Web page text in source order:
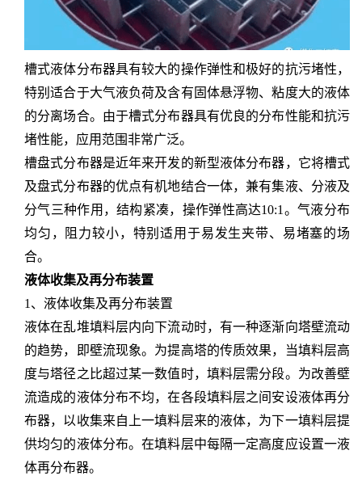
槽式液体分布器具有较大的操作弹性和极好的抗污堵性，
特别适合于大气液负荷及含有固体悬浮物、粘度大的液体
的分离场合。由于槽式分布器具有优良的分布性能和抗污
堵性能，应用范围非常广泛。
槽盘式分布器是近年来开发的新型液体分布器，它将槽式
及盘式分布器的优点有机地结合一体，兼有集液、分液及
分气三种作用，结构紧凑，操作弹性高达10:1。气液分布
均匀，阻力较小，特别适用于易发生夹带、易堵塞的场
合。
液体收集及再分布装置
1、液体收集及再分布装置
液体在乱堆填料层内向下流动时，有一种逐渐向塔壁流动
的趋势，即壁流现象。为提高塔的传质效果，当填料层高
度与塔径之比超过某一数值时，填料层需分段。为改善壁
流造成的液体分布不均，在各段填料层之间安设液体再分
布器，以收集来自上一填料层来的液体，为下一填料层提
供均匀的液体分布。在填料层中每隔一定高度应设置一液
体再分布器。